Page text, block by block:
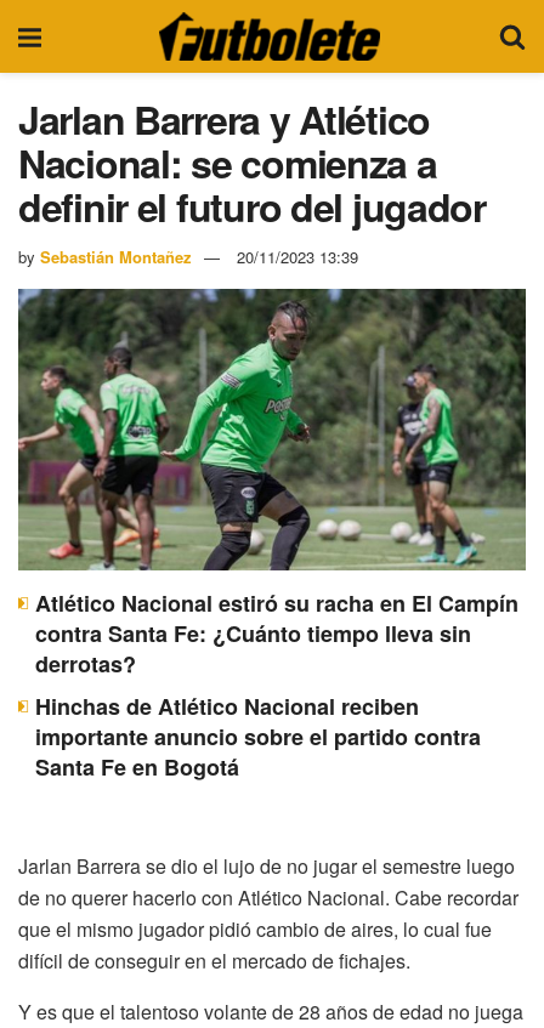
Jarlan Barrera y Atlético
Nacional: se comienza a
definir el futuro del jugador
by Sebastián Montañez 20/11/2023 13:39
Atlético Nacional estiró su racha en El Campín
contra Santa Fe: ¿Cuánto tiempo lleva sin
derrotas?
Hinchas de Atlético Nacional reciben
importante anuncio sobre el partido contra
Santa Fe en Bogotá
Jarlan Barrera se dio el lujo de no jugar el semestre luego
de no querer hacerlo con Atlético Nacional. Cabe recordar
que el mismo jugador pidió cambio de aires, lo cual fue
difícil de conseguir en el mercado de fichajes.
Y es que el talentoso volante de 28 años de edad no juega